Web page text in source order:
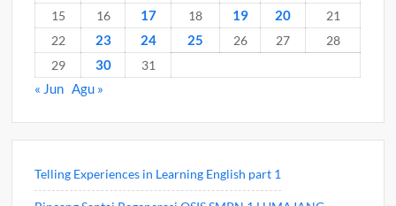
15
16 17 18 19 20
21
22
23 24 25 26 27
28
29
30 31
« Jun Agu »
Telling Experiences in Learning English part 1